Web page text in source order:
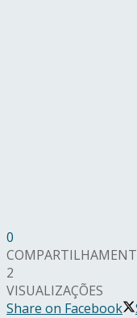
0
2
VISUALIZAÇÕES
Share on Facebook